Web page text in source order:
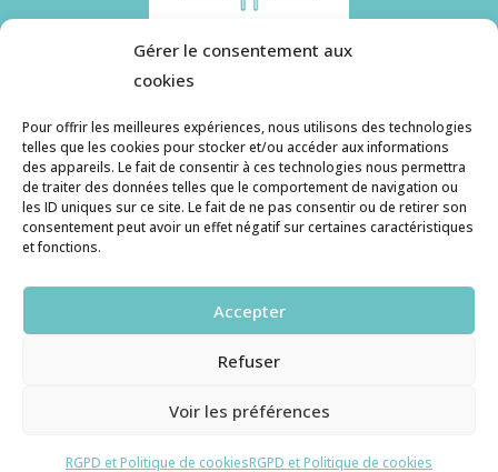
Gérer le consentement aux
cookies
Pour offrir les meilleures expériences, nous utilisons des technologies
telles que les cookies pour stocker et/ou accéder aux informations
des appareils. Le fait de consentir à ces technologies nous permettra
de traiter des données telles que le comportement de navigation ou
les ID uniques sur ce site. Le fait de ne pas consentir ou de retirer son
consentement peut avoir un effet négatif sur certaines caractéristiques
et fonctions.
Accepter
Refuser
Voir les préférences
RGPD et Politique de cookiesRGPD et Politique de cookies
Histoire de pâtes utilise des cookies. Pour en
savoir plus, ainsi que sur la politique de
confidentialité, cliquez ici.
Contact
histoiredepates@gmail.com